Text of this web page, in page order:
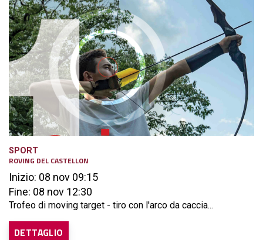
SPORT
ROVING DEL CASTELLON
Inizio: 08 nov 09:15
Fine: 08 nov 12:30
Trofeo di moving target - tiro con l'arco da caccia...
DETTAGLIO